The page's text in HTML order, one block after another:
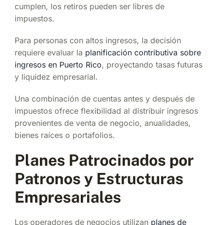
cumplen, los retiros pueden ser libres de
impuestos.
Para personas con altos ingresos, la decisión
requiere evaluar la planificación contributiva sobre
ingresos en Puerto Rico, proyectando tasas futuras
y liquidez empresarial.
Una combinación de cuentas antes y después de
impuestos ofrece flexibilidad al distribuir ingresos
provenientes de venta de negocio, anualidades,
bienes raíces o portafolios.
Planes Patrocinados por
Patronos y Estructuras
Empresariales
Los operadores de negocios utilizan planes de